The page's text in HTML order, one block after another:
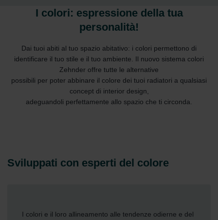
I colori: espressione della tua
personalità!
Dai tuoi abiti al tuo spazio abitativo: i colori permettono di
identificare il tuo stile e il tuo ambiente. Il nuovo sistema colori
Zehnder offre tutte le alternative
possibili per poter abbinare il colore dei tuoi radiatori a qualsiasi
concept di interior design,
adeguandoli perfettamente allo spazio che ti circonda.
Sviluppati con esperti del colore
I colori e il loro allineamento alle tendenze odierne e del